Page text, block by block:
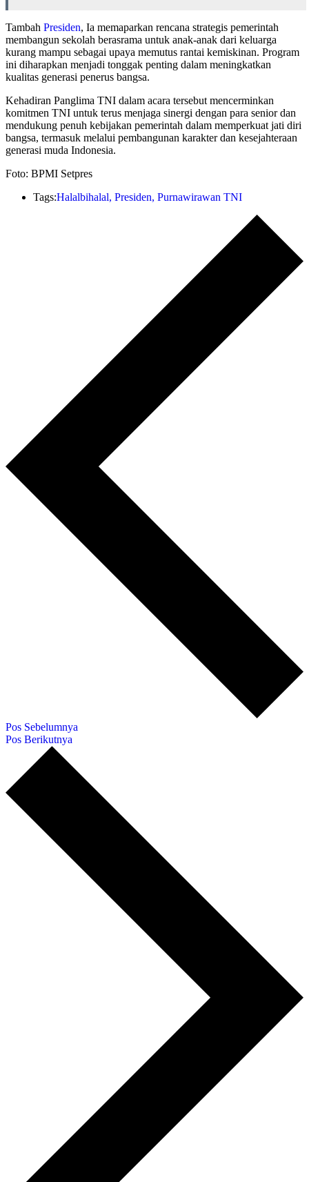
Tambah Presiden, Ia memaparkan rencana strategis pemerintah
membangun sekolah berasrama untuk anak-anak dari keluarga
kurang mampu sebagai upaya memutus rantai kemiskinan. Program
ini diharapkan menjadi tonggak penting dalam meningkatkan
kualitas generasi penerus bangsa.
Kehadiran Panglima TNI dalam acara tersebut mencerminkan
komitmen TNI untuk terus menjaga sinergi dengan para senior dan
mendukung penuh kebijakan pemerintah dalam memperkuat jati diri
bangsa, termasuk melalui pembangunan karakter dan kesejahteraan
generasi muda Indonesia.
Foto: BPMI Setpres
Tags:Halalbihalal, Presiden, Purnawirawan TNI
Pos Sebelumnya
Pos Berikutnya